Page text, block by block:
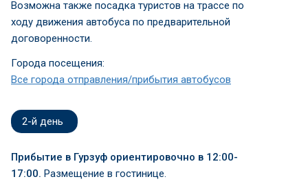
Возможна также посадка туристов на трассе по
ходу движения автобуса по предварительной
договоренности.
Города посещения:
Все города отправления/прибытия автобусов
2-й день
Прибытие в Гурзуф ориентировочно в 12:00-
17:00. Размещение в гостинице.